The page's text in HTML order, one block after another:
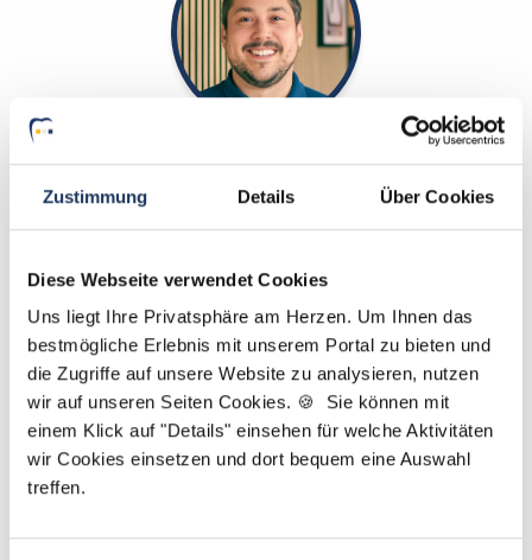
Zustimmung Details Über Cookies
Diese Webseite verwendet Cookies
Uns liegt Ihre Privatsphäre am Herzen. Um Ihnen das
bestmögliche Erlebnis mit unserem Portal zu bieten und
die Zugriffe auf unsere Website zu analysieren, nutzen
wir auf unseren Seiten Cookies. 🍪 Sie können mit
einem Klick auf "Details" einsehen für welche Aktivitäten
wir Cookies einsetzen und dort bequem eine Auswahl
treffen.
Kevin Beck - Teamleiter
Ansprechpartner
Suchprofil und Ihren Wünschen zur Traumstelle als
ZFA, ZMF, ZMV, ZMP, DH, ZT oder PM. Gemeinsam
finden wir Ihre neue Stelle. PS.: Bei uns benötigen
Sie lediglich einen Lebenslauf und kein Anschreiben.
Jetzt zur kostenlosen Stellenanfrage